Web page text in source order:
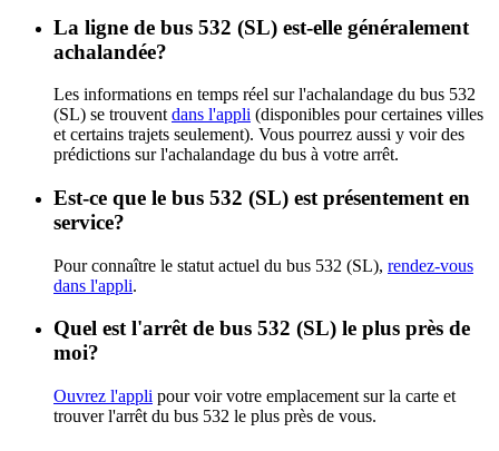
La ligne de bus 532 (SL) est-elle généralement
achalandée?
Les informations en temps réel sur l'achalandage du bus 532
(SL) se trouvent dans l'appli (disponibles pour certaines villes
et certains trajets seulement). Vous pourrez aussi y voir des
prédictions sur l'achalandage du bus à votre arrêt.
Est-ce que le bus 532 (SL) est présentement en
service?
Pour connaître le statut actuel du bus 532 (SL), rendez-vous
dans l'appli.
Quel est l'arrêt de bus 532 (SL) le plus près de
moi?
Ouvrez l'appli pour voir votre emplacement sur la carte et
trouver l'arrêt du bus 532 le plus près de vous.